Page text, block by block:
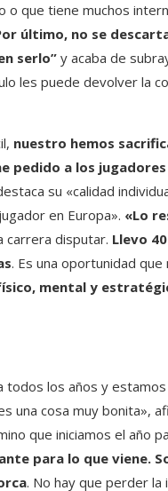
o que tiene muchos
último, no se
serlo” y acaba de
les puede devolver la
nuestro hemos
pedido a los
su «calidad
en Europa». «Lo
carrera disputar. Llevo
. Es una oportunidad
mental y
todos los años y
una cosa muy bonita»,
que iniciamos el año
para lo que viene.
. No hay que perder la